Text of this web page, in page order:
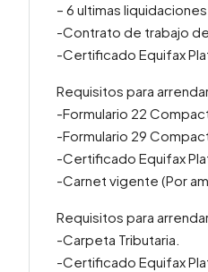
– 6 ultimas liquidaciones.
-Contrato de trabajo
-Certificado Equifax
Requisitos para arrendar
-Formulario 22
-Formulario 29
-Certificado Equifax
-Carnet vigente (Por
Requisitos para
-Carpeta Tributaria.
-Certificado Equifax